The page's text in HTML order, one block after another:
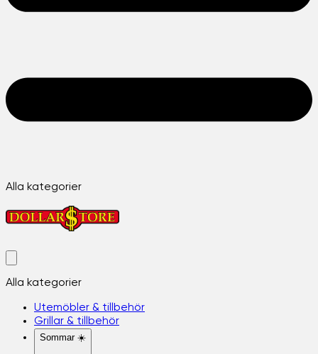
Alla kategorier
Alla kategorier
Utemöbler & tillbehör
Grillar & tillbehör
Sommar ☀️